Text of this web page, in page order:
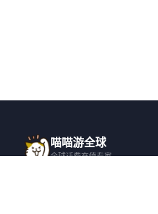
喵喵游全球
全球话费充值专家